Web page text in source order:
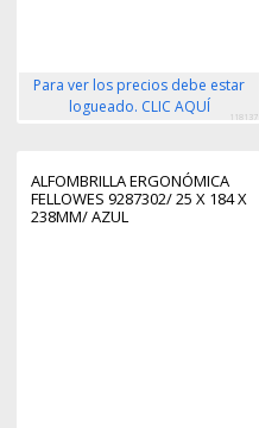
Para ver los precios debe estar
logueado. CLIC AQUÍ
118137
ALFOMBRILLA ERGONÓMICA
FELLOWES 9287302/ 25 X 184 X
238MM/ AZUL